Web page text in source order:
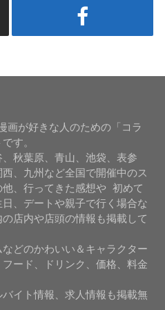
画が好きな人のための「コラ
す。
秋葉原、青山、池袋、表参
、九州など全国で開催中のス
、行ってきた感想や 初めて
、デートや親子で行く場合な
店内や店頭の情報も掲載して
どのかわいい＆キャラクター
ード、ドリンク、価格、料金
イト情報、求人情報も掲載無